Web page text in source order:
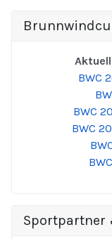
BWC
BWC
BWC
Sportpartner